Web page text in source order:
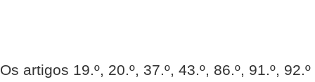
Os artigos 19.º, 20.º, 37.º, 43.º, 86.º, 91.º,